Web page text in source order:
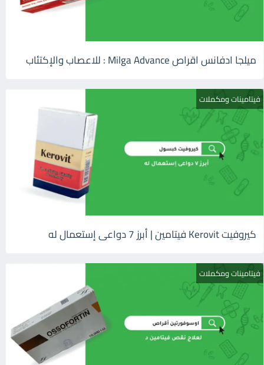
ميلجا ادفانس اقراص Milga Advance : للاعصاب والإكتئاب
فيتامينات ومكملات
كيروفيت Kerovit فيتامين | أبرز 7 دواعى إستعمال له
فيتامينات ومكملات